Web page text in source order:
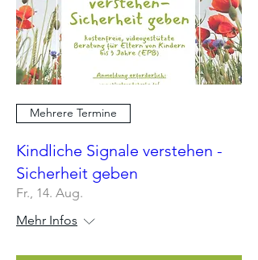
Mehrere Termine
Kindliche Signale verstehen -
Sicherheit geben
Fr., 14. Aug.
Mehr Infos